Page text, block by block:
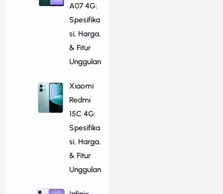
A07 4G:
Spesifika
si, Harga,
& Fitur
Unggulan
Xiaomi
Redmi
15C 4G:
Spesifika
si, Harga,
& Fitur
Unggulan